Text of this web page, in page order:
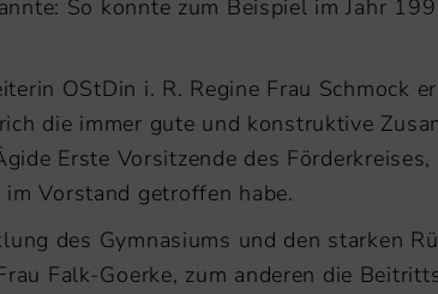
So konnte zum Beispiel im Jahr
OStDin i. R. Regine Frau Schmock
die immer gute und konstruktive
Erste Vorsitzende des
Vorstand getroffen habe.
des Gymnasiums und den starken
Falk-Goerke, zum anderen die